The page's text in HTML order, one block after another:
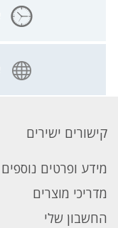
קישורים ישירים
מידע ופרטים נוספים
מדריכי מוצרים
החשבון שלי